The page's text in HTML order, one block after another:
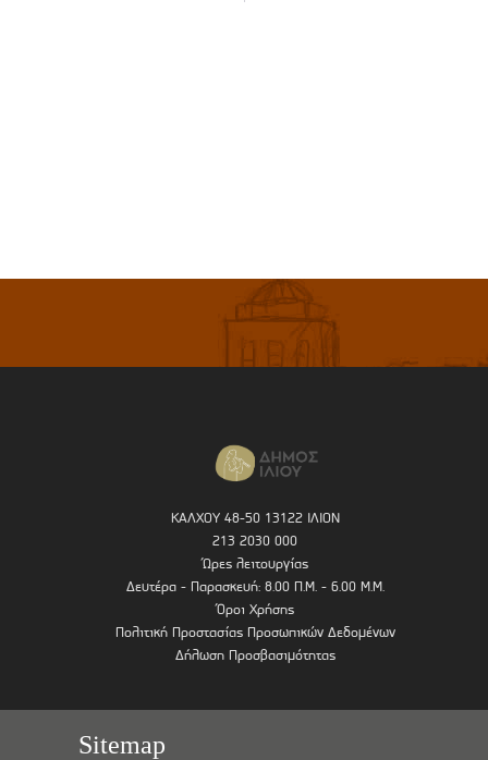
ΚΑΛΧΟΥ 48-50 13122 ΙΛΙΟΝ
213 2030 000
Ώρες λειτουργίας
Δευτέρα - Παρασκευή: 8.00 Π.Μ. - 6.00 Μ.Μ.
Όροι Χρήσης
Πολιτική Προστασίας Προσωπικών Δεδομένων
Δήλωση Προσβασιμότητας
Sitemap